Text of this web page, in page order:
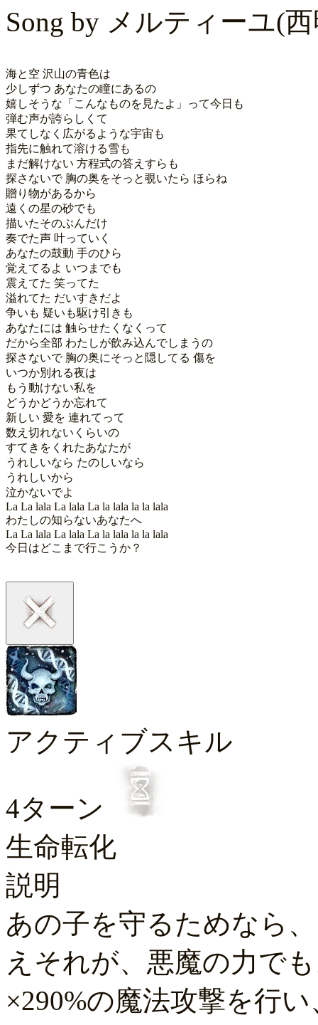
Song by メルティーユ(
海と空 沢山の青色は
少しずつ あなたの瞳にあるの
嬉しそうな「こんなものを見たよ」って今日も
弾む声が誇らしくて
果てしなく広がるような宇宙も
指先に触れて溶ける雪も
まだ解けない 方程式の答えすらも
探さないで 胸の奥をそっと覗いたら ほらね
贈り物があるから
遠くの星の砂でも
描いたそのぶんだけ
奏でた声 叶っていく
あなたの鼓動 手のひら
覚えてるよ いつまでも
震えてた 笑ってた
溢れてた だいすきだよ
争いも 疑いも駆け引きも
あなたには 触らせたくなくって
だから全部 わたしが飲み込んでしまうの
探さないで 胸の奥にそっと隠してる 傷を
いつか別れる夜は
もう動けない私を
どうかどうか忘れて
新しい 愛を 連れてって
数え切れないくらいの
すてきをくれたあなたが
うれしいなら たのしいなら
うれしいから
泣かないでよ
La La lala La lala La la lala la la lala
わたしの知らないあなたへ
La La lala La lala La la lala la la lala
今日はどこまで行こうか？
アクティブスキル
4ターン
生命転化
説明
あの子を守るためなら
えそれが、悪魔の力で
×290%の魔法攻撃を行